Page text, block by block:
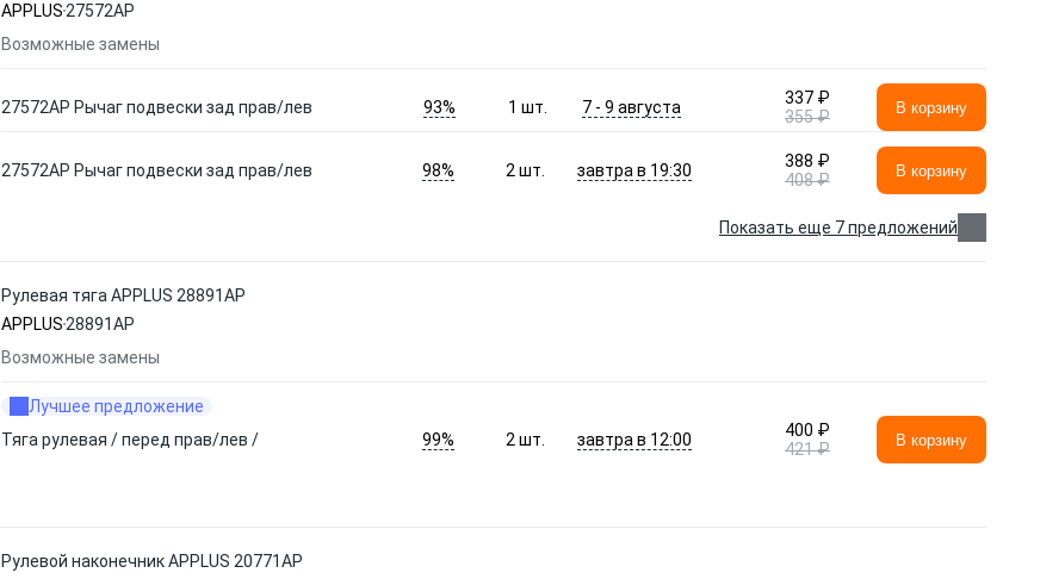
APPLUS 27572AP
Возможные замены
27572AP Рычаг подвески зад прав/лев 93% 1шт. 7 - 9 августа
337 ₽
355 ₽
В корзину
27572AP Рычаг подвески зад прав/лев 98% 2шт. завтра в 19:30
388 ₽
408 ₽
В корзину
Показать еще 7 предложений
Рулевая тяга APPLUS 28891AP
APPLUS 28891AP
Возможные замены
Лучшее предложение
Тяга рулевая / перед прав/лев /
99% 2шт. завтра в 12:00
400 ₽
421 ₽
В корзину
Рулевой наконечник APPLUS 20771AP